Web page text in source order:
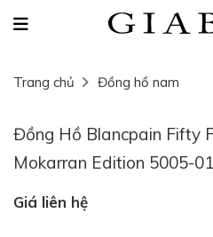
Trang chủ Đồng hồ nam
Đồng Hồ Blancpain Fifty
Mokarran Edition 5005-
Giá liên hệ